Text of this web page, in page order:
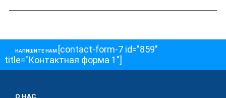
О НАС
НАПИШИТЕ НАМ [contact-form-7 id="859"
title="Контактная форма 1"]